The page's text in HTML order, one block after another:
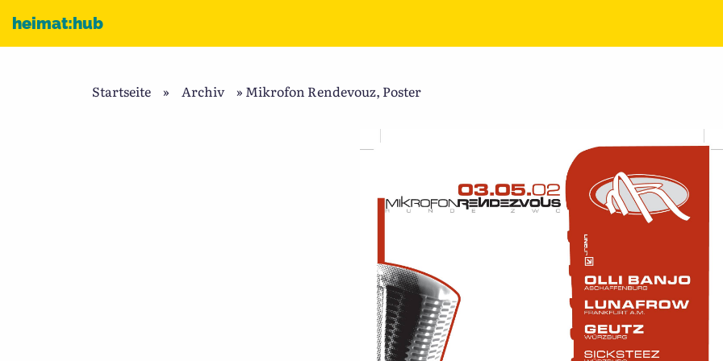
heimat:hub
Startseite » Archiv » Mikrofon Rendevouz, Poster